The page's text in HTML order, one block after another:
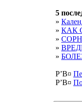
5
»
» КАК
»
»
»
Р’В¤
Р’В¤